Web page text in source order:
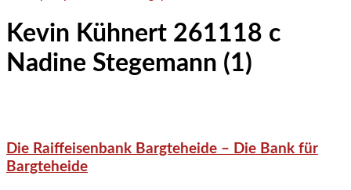
Kevin Kühnert 261118 c
Nadine Stegemann (1)
Die Raiffeisenbank Bargteheide – Die Bank für
Bargteheide